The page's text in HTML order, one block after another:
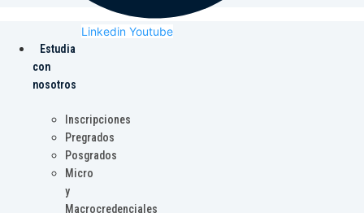
Linkedin Youtube
Estudia
con
nosotros
Inscripciones
Pregrados
Posgrados
Micro
y
Macrocredenciales